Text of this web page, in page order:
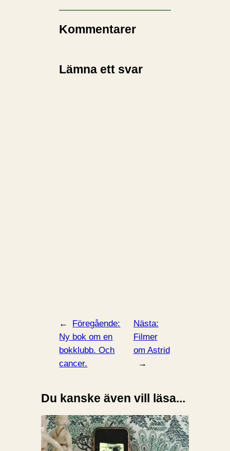
Kommentarer
Lämna ett svar
←
Föregående:
Ny bok om en
bokklubb. Och
cancer.
Nästa:
Filmer
om Astrid
→
Du kanske även vill läsa...